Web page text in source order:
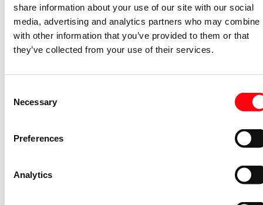
share information about your use of our site with our social
media, advertising and analytics partners who may combine
with other information that you’ve provided to them or that
they’ve collected from your use of their services.
Selection
Necessary
Preferences
Analytics
Type lekstroom
A
Energiebegrenzingsklasse
3
Nom. afschakelvermogen IEC
6
Uitschakelkarakteristiek
Vervuilingsgraad
Spanningstype